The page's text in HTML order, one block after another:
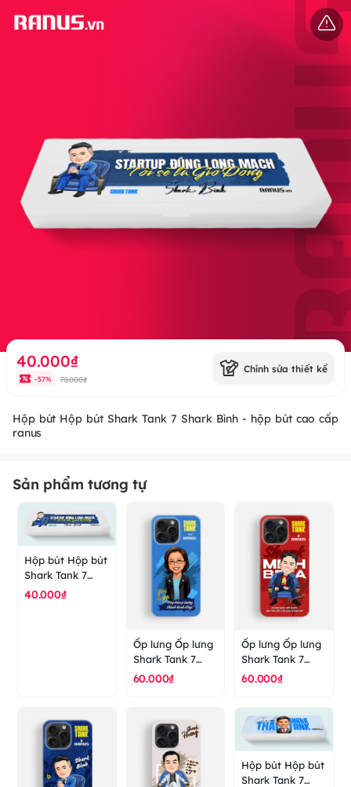
40.000₫
-57% 70.000₫
Chỉnh sửa thiết kế
Hộp bút Hộp bút Shark Tank 7 Shark Bình - hộp bút cao cấp
ranus
Sản phẩm tương tự
Hộp bút Hộp bút
Shark Tank 7
Shark Bình - hộp
40.000₫
Ốp lưng Ốp lưng
Shark Tank 7
Shark Nga - ốp
60.000₫
Ốp lưng Ốp lưng
Shark Tank 7
Shark Minh Beta
60.000₫
Hộp bút Hộp bút
Shark Tank 7